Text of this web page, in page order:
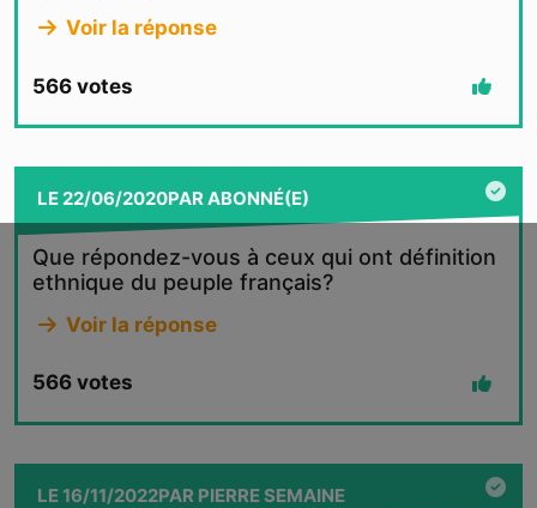
Voir la réponse
566 votes
LE22/06/2020PARABONNÉ(E)
Que répondez-vous à ceux qui ont définition
ethnique du peuple français?
Voir la réponse
566 votes
LE16/11/2022PAR PIERRE SEMAINE